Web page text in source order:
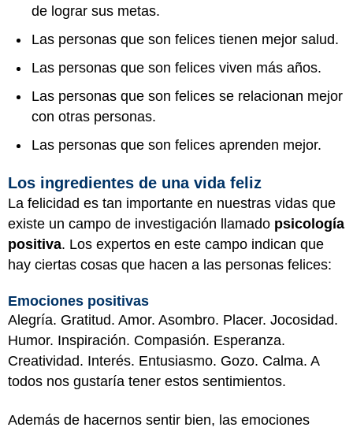
de lograr sus metas.
Las personas que son felices tienen mejor salud.
Las personas que son felices viven más años.
Las personas que son felices se relacionan mejor
con otras personas.
Las personas que son felices aprenden mejor.
Los ingredientes de una vida feliz
La felicidad es tan importante en nuestras vidas que
existe un campo de investigación llamado psicología
positiva. Los expertos en este campo indican que
hay ciertas cosas que hacen a las personas felices:
Emociones positivas
Alegría. Gratitud. Amor. Asombro. Placer. Jocosidad.
Humor. Inspiración. Compasión. Esperanza.
Creatividad. Interés. Entusiasmo. Gozo. Calma. A
todos nos gustaría tener estos sentimientos.
Además de hacernos sentir bien, las emociones